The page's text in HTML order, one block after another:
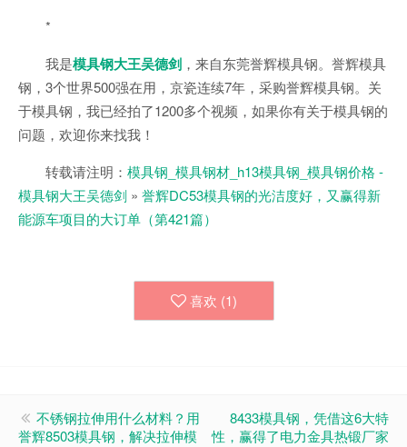
*
我是模具钢大王吴德剑 ，来自东莞誉辉模具钢。誉辉模具
钢，3个世界500强在用，京瓷连续7年，采购誉辉模具钢。关
于模具钢，我已经拍了1200多个视频，如果你有关于模具钢的
问题，欢迎你来找我！
转载请注明： 模具钢_模具钢材_h13模具钢_模具钢价格 -
模具钢大王吴德剑 » 誉辉DC53模具钢的光洁度好，又赢得新
能源车项目的大订单（第421篇）
喜欢 (1)
不锈钢拉伸用什么材料？用
誉辉8503模具钢，解决拉伸模
8433模具钢，凭借这6大特
性，赢得了电力金具热锻厂家